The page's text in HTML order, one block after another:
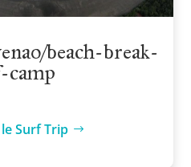
beach-break-
camp
Surf Trip